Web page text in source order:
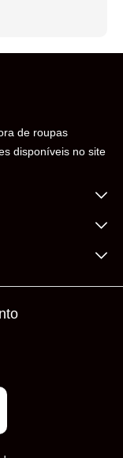
de roupas
disponíveis no site